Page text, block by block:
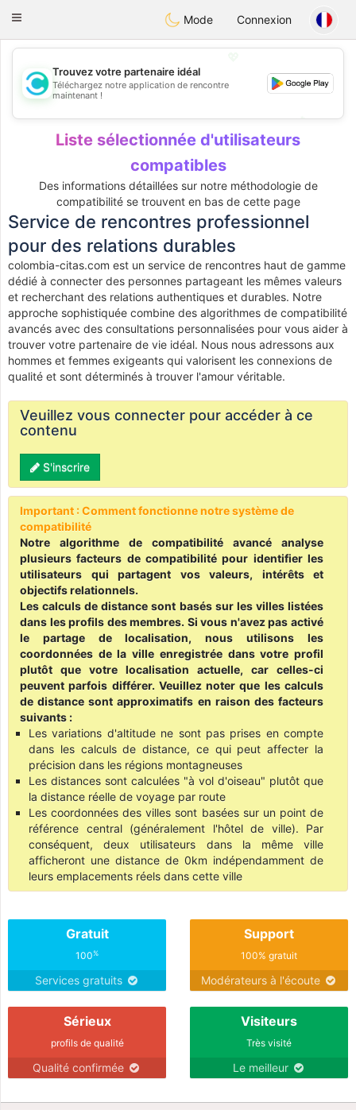
olombiaCitas
Toggle
Mode Connexion
💖
💕
💕
Trouvez votre partenaire idéal
Téléchargez notre application de rencontre
maintenant !
Liste sélectionnée d'utilisateurs
compatibles
Des informations détaillées sur notre méthodologie de
compatibilité se trouvent en bas de cette page
Service de rencontres professionnel
pour des relations durables
colombia-citas.com est un service de rencontres haut de gamme
dédié à connecter des personnes partageant les mêmes valeurs
et recherchant des relations authentiques et durables. Notre
approche sophistiquée combine des algorithmes de compatibilité
avancés avec des consultations personnalisées pour vous aider à
trouver votre partenaire de vie idéal. Nous nous adressons aux
hommes et femmes exigeants qui valorisent les connexions de
qualité et sont déterminés à trouver l'amour véritable.
Veuillez vous connecter pour accéder à ce
contenu
S'inscrire
Important : Comment fonctionne notre système de
compatibilité
Notre algorithme de compatibilité avancé analyse
plusieurs facteurs de compatibilité pour identifier les
utilisateurs qui partagent vos valeurs, intérêts et
objectifs relationnels.
Les calculs de distance sont basés sur les villes listées
dans les profils des membres. Si vous n'avez pas activé
le partage de localisation, nous utilisons les
coordonnées de la ville enregistrée dans votre profil
plutôt que votre localisation actuelle, car celles-ci
peuvent parfois différer. Veuillez noter que les calculs
de distance sont approximatifs en raison des facteurs
suivants :
Les variations d'altitude ne sont pas prises en compte
dans les calculs de distance, ce qui peut affecter la
précision dans les régions montagneuses
Les distances sont calculées "à vol d'oiseau" plutôt que
la distance réelle de voyage par route
Les coordonnées des villes sont basées sur un point de
référence central (généralement l'hôtel de ville). Par
conséquent, deux utilisateurs dans la même ville
afficheront une distance de 0km indépendamment de
leurs emplacements réels dans cette ville
Gratuit
100%
Services gratuits
Support
100% gratuit
Modérateurs à l'écoute
Sérieux
profils de qualité
Qualité confirmée
Visiteurs
Très visité
Le meilleur